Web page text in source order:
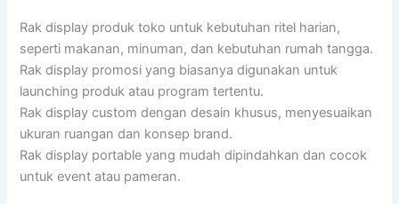
Rak display produk toko untuk kebutuhan ritel harian,
seperti makanan, minuman, dan kebutuhan rumah tangga.
Rak display promosi yang biasanya digunakan untuk
launching produk atau program tertentu.
Rak display custom dengan desain khusus, menyesuaikan
ukuran ruangan dan konsep brand.
Rak display portable yang mudah dipindahkan dan cocok
untuk event atau pameran.